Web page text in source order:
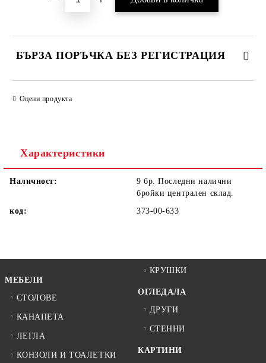
БЪРЗА ПОРЪЧКА БЕЗ РЕГИСТРАЦИЯ
Оцени продукта
Характеристики
Наличност:
9 бр. Последни налични
бройки централен склад.
код:
373-00-633
МЕБЕЛИ
СТОЛОВЕ
КАНАПЕТА
ЛЕГЛА
КОНЗОЛИ И ТОАЛЕТКИ
КРУШКИ
ОГЛЕДАЛА
ДРУГИ
СТЕННИ
КАРТИНИ